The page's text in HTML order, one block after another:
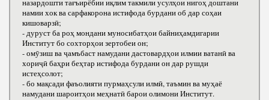
назардошти тағъирёбии иқлим такмили усулҳои нигоҳ доштани
намии хок ва сарфакорона истифода бурдани об дар соҳаи
кишоварзӣ;
- дуруст ба роҳ мондани муносибатҳои байниҳамдигарии
Институт бо сохторҳои зертобеи он;
- омӯзиш ва ҷамъбаст намудани дастовардҳои илмии ватанӣ ва
хориҷӣ баҳри беҳтар истифода бурдани он дар рушди
истеҳсолот;
- бо мақсади фаъолияти пурмаҳсули илмӣ, таъмин ва муҳаё
намудани шароитҳои меҳнатӣ барои олимони Институт.